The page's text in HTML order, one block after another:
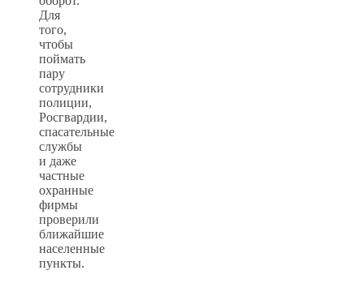
Для
того,
чтобы
поймать
пару
сотрудники
полиции,
Росгвардии,
спасательные
службы
и даже
частные
охранные
фирмы
проверили
ближайшие
населенные
пункты.